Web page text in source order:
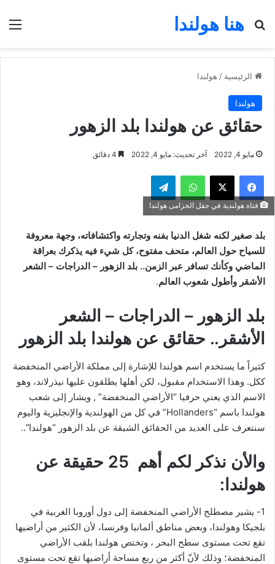
هنا هولندا
بحث عن
الرئيسية / هولندا
هولندا
حقائق عن هولندا بلد الزهور
مايو 4, 2022 آخر تحديث: مايو 4, 2022
فيسبوك ‫X واتساب تيلقرام
فتاة هولندية في حقل الخزامى هولندا
بلد صغير لكنه شغل الدنيا بفنه وتجارته واكتشافاته، وجهة معروفة
للسياح حول العالم، متحف مفتوح، كل شيء فيه يذكرك بعراقة
الماضي وكأنك تسافر عبر الزمن.. بلد الزهور – الدراجات – الشعر
الأشقر وأطول شعوب العالم.
بلد الزهور – الدراجات – الشعر
الأشقر.. حقائق عن هولندا بلد الزهور
كثيراً ما يستخدم اسم هولندا للإشارة إلى مملكة الأراضي المنخفضة
ككل. وهذا الاستخدام مقبول، لكن أهلها يطلقون عليها نيذرلاند، وهو
الاسم الذي يعني حرفيا “الأراضي المنخفضة” , ويشار إلى شعب
هولندا باسم “Hollanders” في كل من الهولندية والإنجليزية واليوم
سنتعرف على العديد من الحقائق الشيقة عن بلد الزهور “هولندا”..
والأن نذكر لكم أهم 25 حقيقة عن
هولندا:
1- يشير مصطلح الأراضي المنخفضة إلى دول أوروبا الغربية في
بلجيكا وهولندا، وبعض مناطق ألمانيا وفرنسا، لأن الكثير من أراضيها
تقع تحت مستوى سطح البحر ، وتختص هولندا بلقب الأراضي
المنخفضة؛ وذلك لأنّ أكثر من ربع مساحة أراضيها تقع تحت مستوى